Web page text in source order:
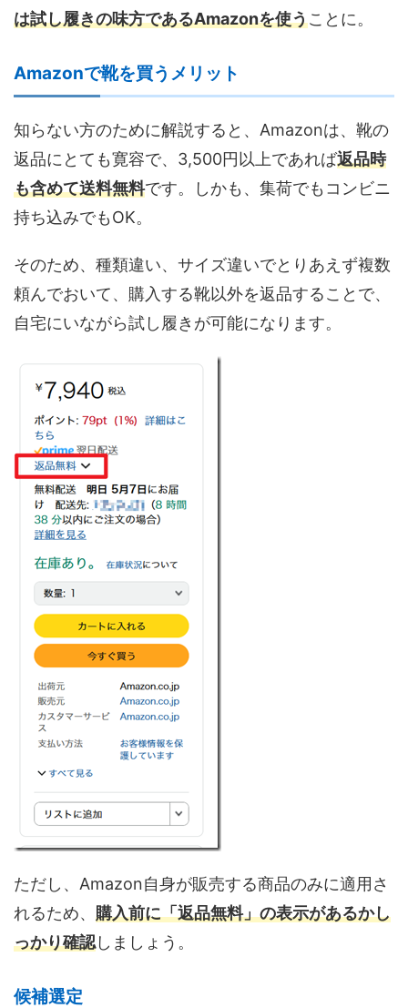
は試し履きの味方であるAmazonを使うことに。
Amazonで靴を買うメリット
知らない方のために解説すると、Amazonは、靴の
返品にとても寛容で、3,500円以上であれば返品時
も含めて送料無料です。しかも、集荷でもコンビニ
持ち込みでもOK。
そのため、種類違い、サイズ違いでとりあえず複数
頼んでおいて、購入する靴以外を返品することで、
自宅にいながら試し履きが可能になります。
ただし、Amazon自身が販売する商品のみに適用さ
れるため、 購入前に「返品無料」の表示があるかし
っかり確認しましょう。
候補選定